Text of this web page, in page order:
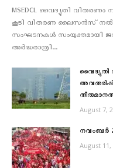
MSEDCL വൈദ്യുതി
കൂടി വിതരണ ലൈസൻസ്
സംഘടനകൾ സംയുക്തമായി
അർദ്ധരാത്രി...
വൈദ്യുതി
August 7,
നവംബർ
August 11,